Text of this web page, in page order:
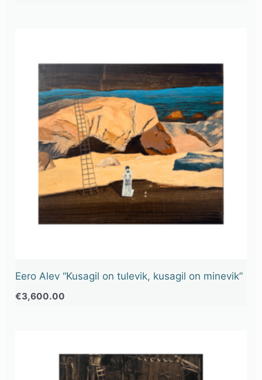
Eero Alev “Kusagil on tulevik, kusagil on minevik”
€3,600.00